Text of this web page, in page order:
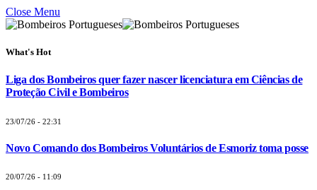
Close Menu
What's Hot
Liga dos Bombeiros quer fazer nascer licenciatura em Ciências de
Proteção Civil e Bombeiros
23/07/26 - 22:31
Novo Comando dos Bombeiros Voluntários de Esmoriz toma posse
20/07/26 - 11:09